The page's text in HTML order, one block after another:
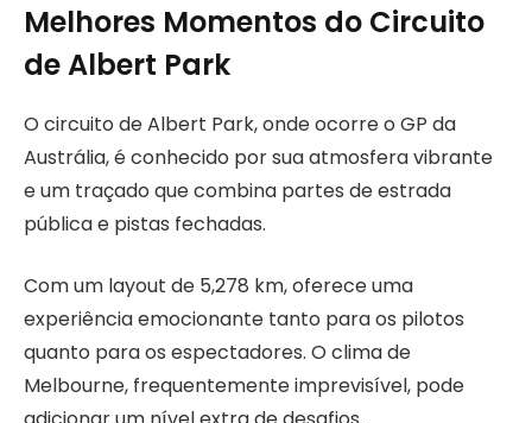
Melhores Momentos do Circuito
de Albert Park
O circuito de Albert Park, onde ocorre o GP da
Austrália, é conhecido por sua atmosfera vibrante
e um traçado que combina partes de estrada
pública e pistas fechadas.
Com um layout de 5,278 km, oferece uma
experiência emocionante tanto para os pilotos
quanto para os espectadores. O clima de
Melbourne, frequentemente imprevisível, pode